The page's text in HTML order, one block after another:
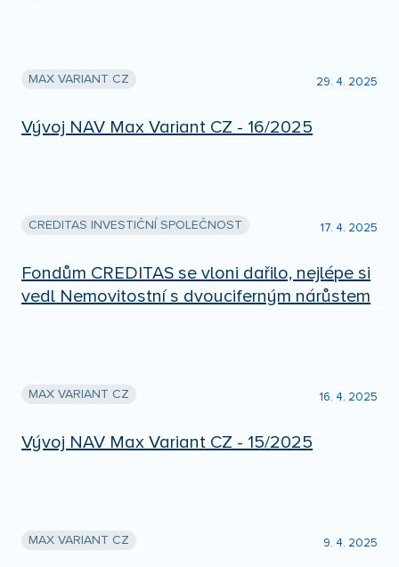
MAX VARIANT CZ 29. 4. 2025
Vývoj NAV Max Variant CZ - 16/2025
CREDITAS INVESTIČNÍ SPOLEČNOST 17. 4. 2025
Fondům CREDITAS se vloni dařilo, nejlépe si
vedl Nemovitostní s dvouciferným nárůstem
MAX VARIANT CZ 16. 4. 2025
Vývoj NAV Max Variant CZ - 15/2025
MAX VARIANT CZ 9. 4. 2025